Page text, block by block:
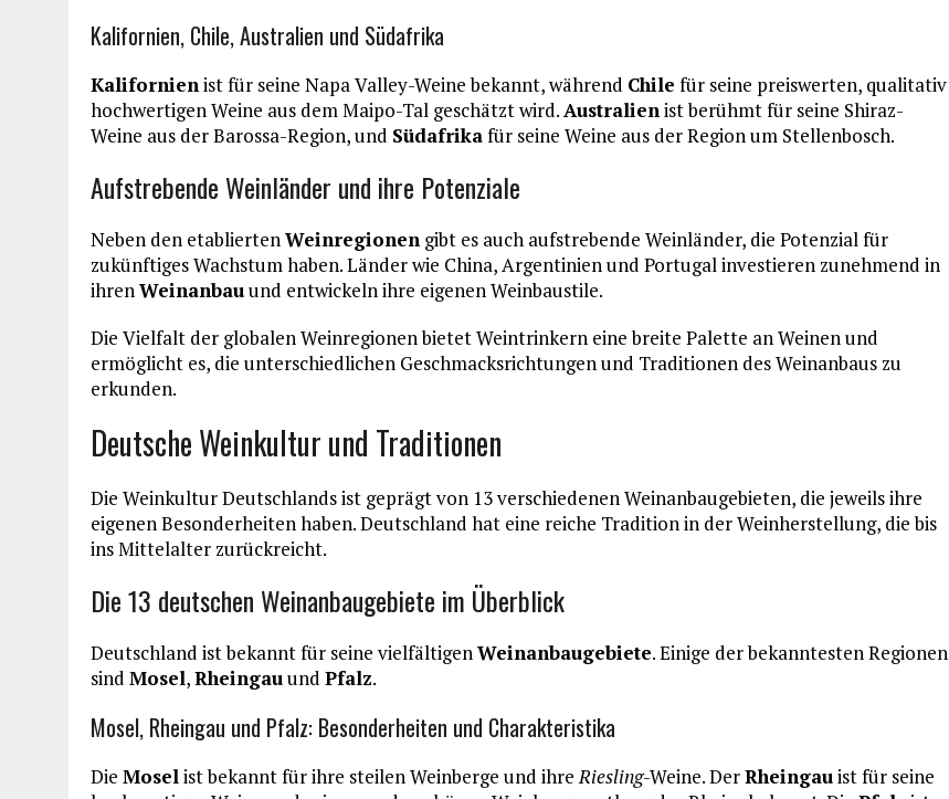
Kalifornien, Chile, Australien und Südafrika
Kalifornienist für seine Napa Valley-Weine bekannt, während Chile für seine preiswerten, qualitativ
hochwertigen Weine aus dem Maipo-Tal geschätzt wird.Australienist berühmt für seine Shiraz-
Weine aus der Barossa-Region, und Südafrikafür seine Weine aus der Region um Stellenbosch.
Aufstrebende Weinländer und ihre Potenziale
Neben den etabliertenWeinregionen gibt es auch aufstrebende Weinländer, die Potenzial für
zukünftiges Wachstum haben. Länder wie China, Argentinien und Portugal investieren zunehmend in
ihrenWeinanbauund entwickeln ihre eigenen Weinbaustile.
Die Vielfalt der globalen Weinregionen bietet Weintrinkern eine breite Palette an Weinen und
ermöglicht es, die unterschiedlichen Geschmacksrichtungen und Traditionen des Weinanbaus zu
erkunden.
Deutsche Weinkultur und Traditionen
Die Weinkultur Deutschlands ist geprägt von 13 verschiedenen Weinanbaugebieten, die jeweils ihre
eigenen Besonderheiten haben. Deutschland hat eine reiche Tradition in der Weinherstellung, die bis
ins Mittelalter zurückreicht.
Die 13 deutschen Weinanbaugebiete im Überblick
Deutschland ist bekannt für seine vielfältigenWeinanbaugebiete. Einige der bekanntesten Regionen
sind Mosel,Rheingauund Pfalz.
Mosel, Rheingau und Pfalz: Besonderheiten und Charakteristika
Die Moselist bekannt für ihre steilen Weinberge und ihreRiesling-Weine. DerRheingauist für seine